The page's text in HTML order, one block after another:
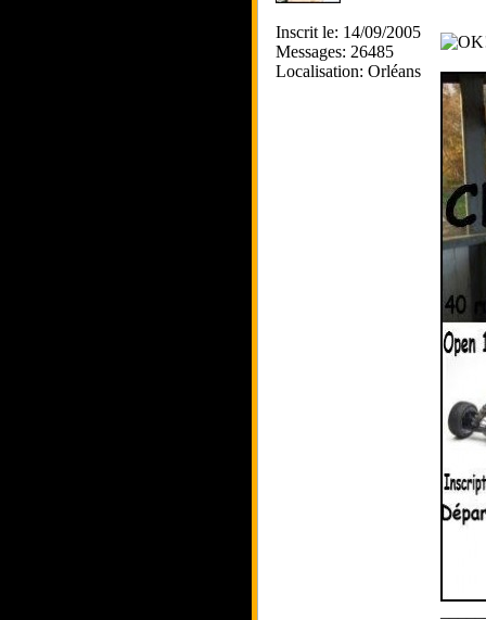
Inscrit le: 14/09/2005
Messages: 26485
Localisation: Orléans